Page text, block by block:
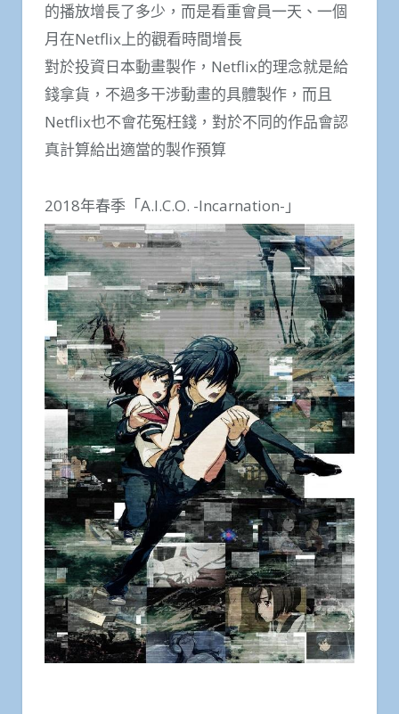
的播放增長了多少，而是看重會員一天、一個
月在Netflix上的觀看時間增長
對於投資日本動畫製作，Netflix的理念就是給
錢拿貨，不過多干涉動畫的具體製作，而且
Netflix也不會花冤枉錢，對於不同的作品會認
真計算給出適當的製作預算
2018年春季「A.I.C.O. -Incarnation-」